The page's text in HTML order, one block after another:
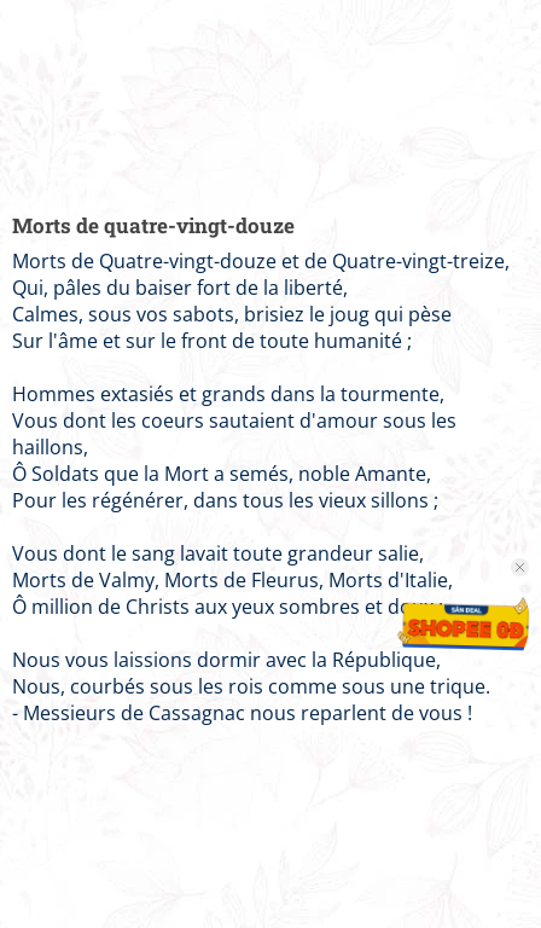
Morts de quatre-vingt-douze
Morts de Quatre-vingt-douze et de Quatre-vingt-treize,
Qui, pâles du baiser fort de la liberté,
Calmes, sous vos sabots, brisiez le joug qui pèse
Sur l'âme et sur le front de toute humanité ;
Hommes extasiés et grands dans la tourmente,
Vous dont les coeurs sautaient d'amour sous les
haillons,
Ô Soldats que la Mort a semés, noble Amante,
Pour les régénérer, dans tous les vieux sillons ;
Vous dont le sang lavait toute grandeur salie,
Morts de Valmy, Morts de Fleurus, Morts d'Italie,
Ô million de Christs aux yeux sombres et doux ;
Nous vous laissions dormir avec la République,
Nous, courbés sous les rois comme sous une trique.
- Messieurs de Cassagnac nous reparlent de vous !